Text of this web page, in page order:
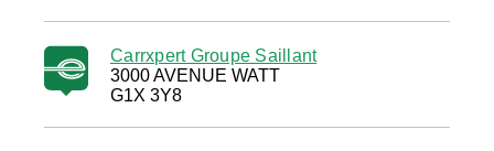
Carrxpert Groupe Saillant
3000 AVENUE WATT
G1X 3Y8